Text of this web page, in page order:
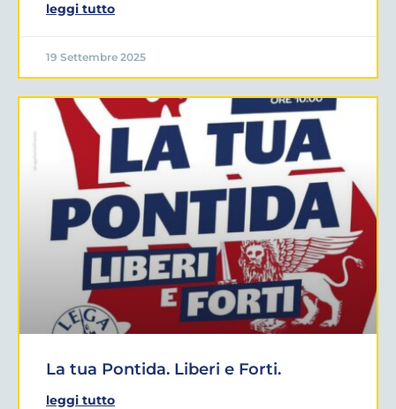
leggi tutto
19 Settembre 2025
La tua Pontida. Liberi e Forti.
leggi tutto